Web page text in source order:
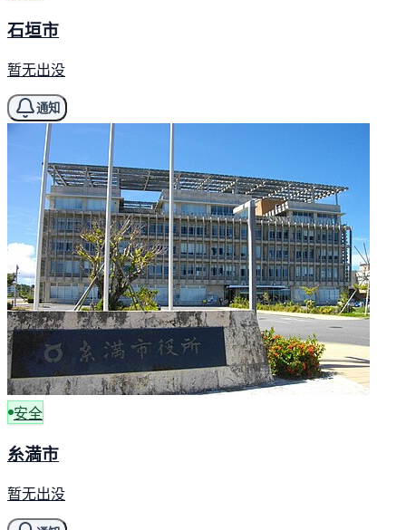
石垣市
暂无出没
通知
安全
糸満市
暂无出没